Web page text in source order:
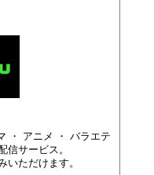
・ アニメ ・ バラエテ
信サービス。
いただけます。